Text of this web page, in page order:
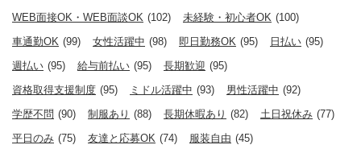
WEB面接OK・WEB面談OK (102) 未経験・初心者OK (100)
車通勤OK (99) 女性活躍中 (98) 即日勤務OK (95) 日払い (95)
週払い (95) 給与前払い (95) 長期歓迎 (95)
資格取得支援制度 (95) ミドル活躍中 (93) 男性活躍中 (92)
学歴不問 (90) 制服あり (88) 長期休暇あり (82) 土日祝休み (77)
平日のみ (75) 友達と応募OK (74) 服装自由 (45)